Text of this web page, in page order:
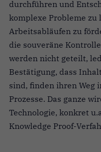
durchführen und
komplexe Probleme zu
Arbeitsabläufen zu
die souveräne
werden nicht geteilt,
Bestätigung, dass
sind, finden ihren Weg
Prozesse. Das ganze
Technologie, konkret
Knowledge Proof-